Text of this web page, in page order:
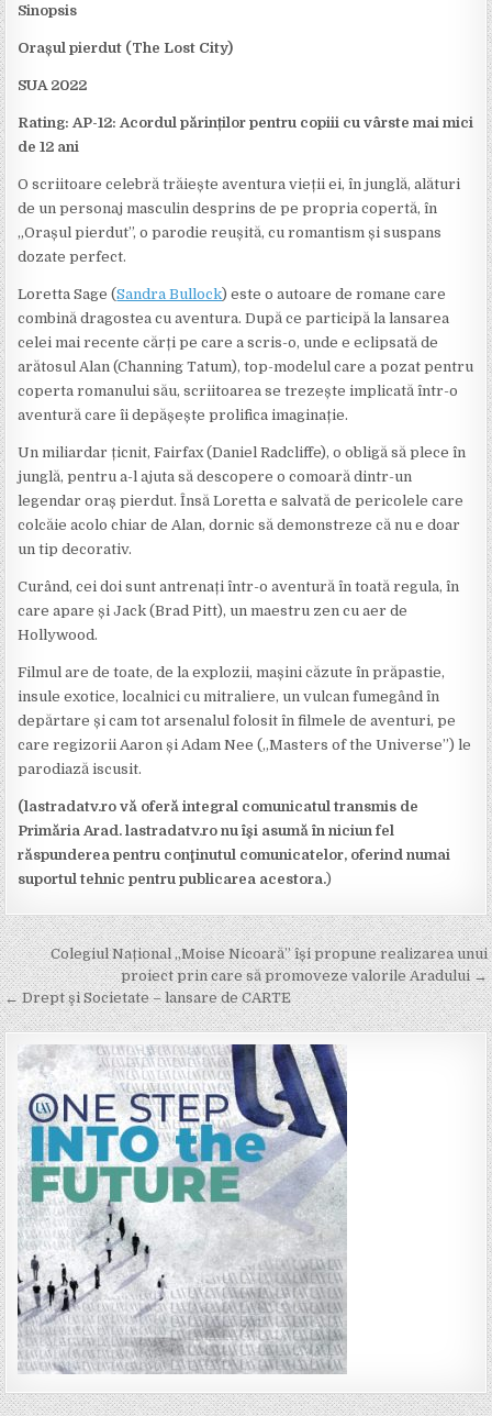
Sinopsis
Orașul pierdut (The Lost City)
SUA 2022
Rating: AP-12: Acordul părinților pentru copiii cu vârste mai mici
de 12 ani
O scriitoare celebră trăiește aventura vieții ei, în junglă, alături
de un personaj masculin desprins de pe propria copertă, în
„Orașul pierdut”, o parodie reușită, cu romantism și suspans
dozate perfect.
Loretta Sage (Sandra Bullock) este o autoare de romane care
combină dragostea cu aventura. După ce participă la lansarea
celei mai recente cărți pe care a scris-o, unde e eclipsată de
arătosul Alan (Channing Tatum), top-modelul care a pozat pentru
coperta romanului său, scriitoarea se trezește implicată într-o
aventură care îi depășește prolifica imaginație.
Un miliardar țicnit, Fairfax (Daniel Radcliffe), o obligă să plece în
junglă, pentru a-l ajuta să descopere o comoară dintr-un
legendar oraș pierdut. Însă Loretta e salvată de pericolele care
colcăie acolo chiar de Alan, dornic să demonstreze că nu e doar
un tip decorativ.
Curând, cei doi sunt antrenați într-o aventură în toată regula, în
care apare și Jack (Brad Pitt), un maestru zen cu aer de
Hollywood.
Filmul are de toate, de la explozii, mașini căzute în prăpastie,
insule exotice, localnici cu mitraliere, un vulcan fumegând în
depărtare și cam tot arsenalul folosit în filmele de aventuri, pe
care regizorii Aaron și Adam Nee („Masters of the Universe”) le
parodiază iscusit.
(lastradatv.ro vă oferă integral comunicatul transmis de
Primăria Arad. lastradatv.ro nu îşi asumă în niciun fel
răspunderea pentru conţinutul comunicatelor, oferind numai
suportul tehnic pentru publicarea acestora.)
Post
navigation
Colegiul Național „Moise Nicoară” își propune realizarea unui
proiect prin care să promoveze valorile Aradului →
← Drept şi Societate – lansare de CARTE